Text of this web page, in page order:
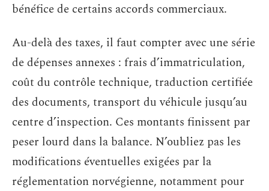
bénéfice de certains accords commerciaux.
Au-delà des taxes, il faut compter avec une série
de dépenses annexes : frais d’immatriculation,
coût du contrôle technique, traduction certifiée
des documents, transport du véhicule jusqu’au
centre d’inspection. Ces montants finissent par
peser lourd dans la balance. N’oubliez pas les
modifications éventuelles exigées par la
réglementation norvégienne, notamment pour